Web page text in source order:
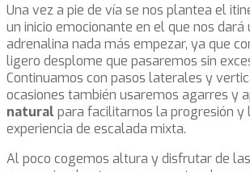
Una vez a pie de vía se nos plantea el
un inicio emocionante en el que nos dará
adrenalina nada más empezar, ya que
ligero desplome que pasaremos sin
Continuamos con pasos laterales y
ocasiones también usaremos agarres y
natural para facilitarnos la progresión y
experiencia de escalada mixta.
Al poco cogemos altura y disfrutar de